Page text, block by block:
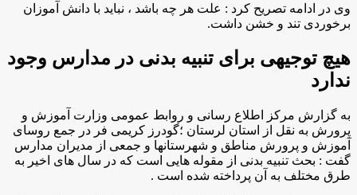
وی در ادامه تصریح کرد : علت هر چه باشد ، نباید با دانش آموزان
برخوردی تند و خشن داشت.
هیچ توجیهی برای تنبیه بدنی در مدارس وجود
ندارد
به گزارش مركز اطلاع رسانی و روابط عمومی وزارت آموزش و
پرورش به نقل از استان لرستان ؛گودرز کریمی فر در جمع روسای
آموزش و پرورش مناطق و شهرستانها و جمعی از مدیران مدارس
گفت : بحث تنبیه بدنی از مقوله هایی است که در سال های اخیر به
طرق مختلف به آن پرداخته شده است .